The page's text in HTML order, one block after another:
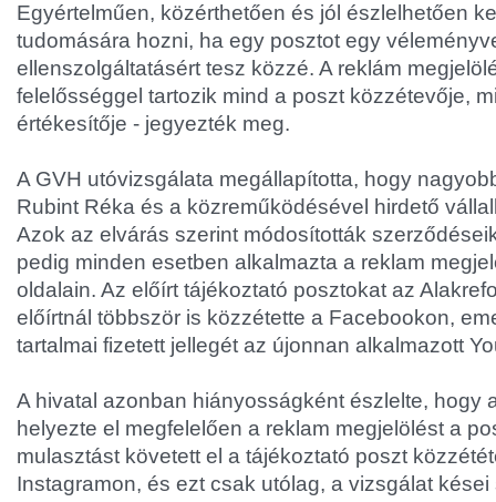
Egyértelműen, közérthetően és jól észlelhetően
tudomására hozni, ha egy posztot egy
ellenszolgáltatásért tesz közzé. A reklám
felelősséggel tartozik mind a poszt közzétevője,
értékesítője - jegyezték meg.
A GVH utóvizsgálata megállapította, hogy
Rubint Réka és a közreműködésével hirdető
Azok az elvárás szerint módosították
pedig minden esetben alkalmazta a reklam
oldalain. Az előírt tájékoztató posztokat az
előírtnál többször is közzétette a Facebookon,
tartalmai fizetett jellegét az újonnan alkalmazott
A hivatal azonban hiányosságként észlelte, hogy
helyezte el megfelelően a reklam megjelölést a
mulasztást követett el a tájékoztató poszt
Instagramon, és ezt csak utólag, a vizsgálat